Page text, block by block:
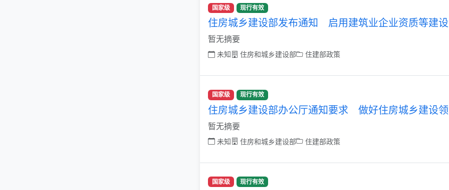
国家级 现行有效
住房城乡建设部发布通知 启用建筑业企业资质等建
暂无摘要
未知 住房和城乡建设部 住建部政策
国家级 现行有效
住房城乡建设部办公厅通知要求 做好住房城乡建设
暂无摘要
未知 住房和城乡建设部 住建部政策
国家级 现行有效